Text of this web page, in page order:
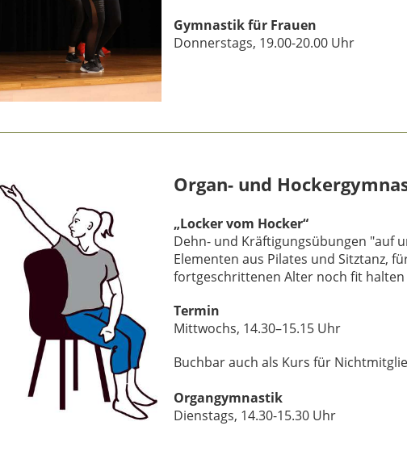
Gymnastik für Frauen
Donnerstags, 19.00-20.00 Uhr
Organ- und
„Locker vom Hocker“
Dehn- und Kräftigungsübungen "auf
Elementen aus Pilates und Sitztanz,
fortgeschrittenen Alter noch fit
Termin
Mittwochs, 14.30–15.15 Uhr
Buchbar auch als Kurs für
Organgymnastik
Dienstags, 14.30-15.30 Uhr